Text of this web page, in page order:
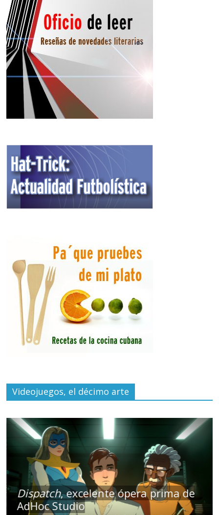
Videojuegos, el décimo arte
Dispatch, excelente ópera prima de
AdHoc Studio